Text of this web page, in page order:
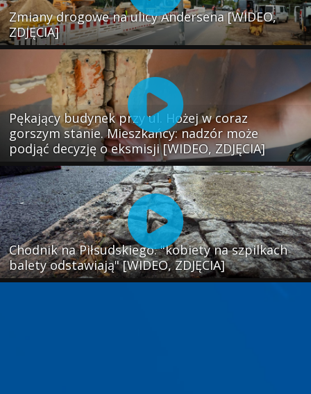
Zmiany drogowe na ulicy Andersena [WIDEO,
ZDJĘCIA]
Pękający budynek przy ul. Hożej w coraz
gorszym stanie. Mieszkańcy: nadzór może
podjąć decyzję o eksmisji [WIDEO, ZDJĘCIA]
Chodnik na Piłsudskiego: "kobiety na szpilkach
balety odstawiają" [WIDEO, ZDJĘCIA]